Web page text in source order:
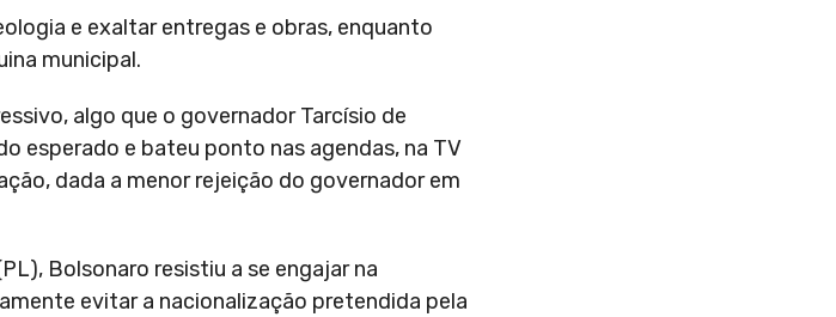
e exaltar entregas e obras, enquanto
municipal.
algo que o governador Tarcísio de
esperado e bateu ponto nas agendas, na TV
dada a menor rejeição do governador em
Bolsonaro resistiu a se engajar na
evitar a nacionalização pretendida pela